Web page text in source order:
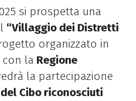
si prospetta una
“Villaggio dei Distretti
organizzato in
la Regione
la partecipazione
Cibo riconosciuti